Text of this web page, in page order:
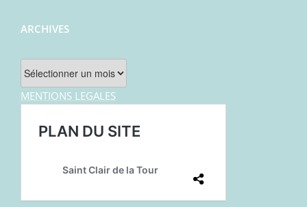
ARCHIVES
Archives
MENTIONS LEGALES